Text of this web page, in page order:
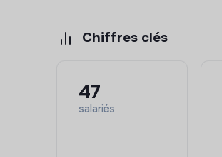
Chiffres clés
47
salariés